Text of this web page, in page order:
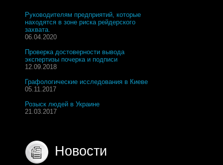
Руководителям предприятий, которые
находятся в зоне риска рейдерского
захвата.
06.04.2020
Проверка достоверности вывода
экспертизы почерка и подписи
12.09.2018
Графологические исследования в Киеве
05.11.2017
Розыск людей в Украине
21.03.2017
Новости